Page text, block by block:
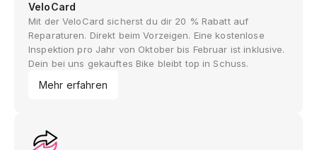
VeloCard
Mit der VeloCard sicherst du dir 20 % Rabatt auf
Reparaturen. Direkt beim Vorzeigen. Eine kostenlose
Inspektion pro Jahr von Oktober bis Februar ist inklusive.
Dein bei uns gekauftes Bike bleibt top in Schuss.
Mehr erfahren